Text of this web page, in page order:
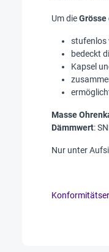
Um die
stufenlos
bedeckt
Kapsel
Masse
Dämmwert:
Nur unter